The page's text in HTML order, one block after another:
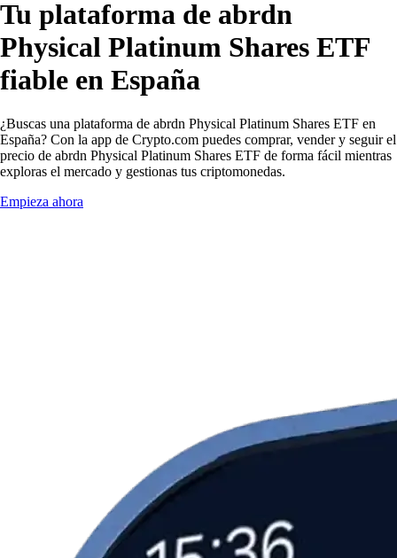
Tu plataforma de abrdn
Physical Platinum Shares ETF
fiable en España
¿Buscas una plataforma de abrdn Physical Platinum Shares ETF en
España? Con la app de Crypto.com puedes comprar, vender y seguir el
precio de abrdn Physical Platinum Shares ETF de forma fácil mientras
exploras el mercado y gestionas tus criptomonedas.
Empieza ahora